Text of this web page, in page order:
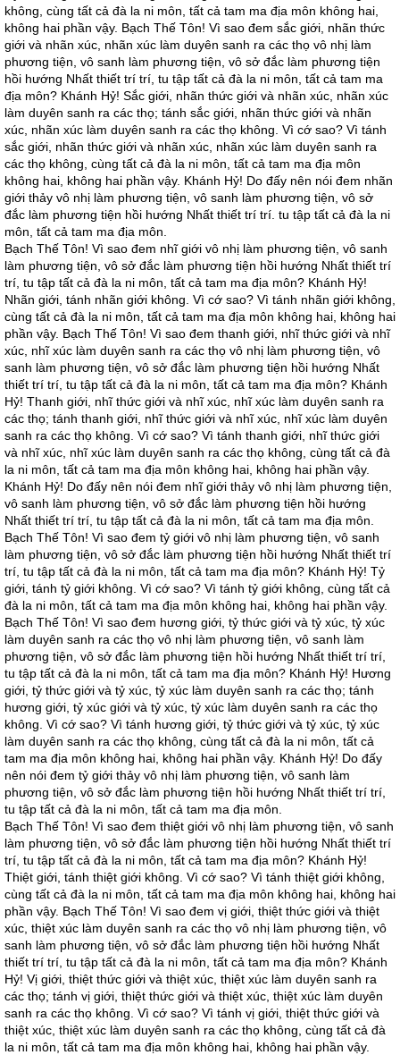
không, cùng tất cả đà la ni môn, tất cả tam ma địa môn không hai,
không hai phần vậy. Bạch Thế Tôn! Vì sao đem sắc giới, nhãn thức
giới và nhãn xúc, nhãn xúc làm duyên sanh ra các thọ vô nhị làm
phương tiện, vô sanh làm phương tiện, vô sở đắc làm phương tiện
hồi hướng Nhất thiết trí trí, tu tập tất cả đà la ni môn, tất cả tam ma
địa môn? Khánh Hỷ! Sắc giới, nhãn thức giới và nhãn xúc, nhãn xúc
làm duyên sanh ra các thọ; tánh sắc giới, nhãn thức giới và nhãn
xúc, nhãn xúc làm duyên sanh ra các thọ không. Vì cớ sao? Vì tánh
sắc giới, nhãn thức giới và nhãn xúc, nhãn xúc làm duyên sanh ra
các thọ không, cùng tất cả đà la ni môn, tất cả tam ma địa môn
không hai, không hai phần vậy. Khánh Hỷ! Do đấy nên nói đem nhãn
giới thảy vô nhị làm phương tiện, vô sanh làm phương tiện, vô sở
đắc làm phương tiện hồi hướng Nhất thiết trí trí. tu tập tất cả đà la ni
môn, tất cả tam ma địa môn.
Bạch Thế Tôn! Vì sao đem nhĩ giới vô nhị làm phương tiện, vô sanh
làm phương tiện, vô sở đắc làm phương tiện hồi hướng Nhất thiết trí
trí, tu tập tất cả đà la ni môn, tất cả tam ma địa môn? Khánh Hỷ!
Nhãn giới, tánh nhãn giới không. Vì cớ sao? Vì tánh nhãn giới không,
cùng tất cả đà la ni môn, tất cả tam ma địa môn không hai, không hai
phần vậy. Bạch Thế Tôn! Vì sao đem thanh giới, nhĩ thức giới và nhĩ
xúc, nhĩ xúc làm duyên sanh ra các thọ vô nhị làm phương tiện, vô
sanh làm phương tiện, vô sở đắc làm phương tiện hồi hướng Nhất
thiết trí trí, tu tập tất cả đà la ni môn, tất cả tam ma địa môn? Khánh
Hỷ! Thanh giới, nhĩ thức giới và nhĩ xúc, nhĩ xúc làm duyên sanh ra
các thọ; tánh thanh giới, nhĩ thức giới và nhĩ xúc, nhĩ xúc làm duyên
sanh ra các thọ không. Vì cớ sao? Vì tánh thanh giới, nhĩ thức giới
và nhĩ xúc, nhĩ xúc làm duyên sanh ra các thọ không, cùng tất cả đà
la ni môn, tất cả tam ma địa môn không hai, không hai phần vậy.
Khánh Hỷ! Do đấy nên nói đem nhĩ giới thảy vô nhị làm phương tiện,
vô sanh làm phương tiện, vô sở đắc làm phương tiện hồi hướng
Nhất thiết trí trí, tu tập tất cả đà la ni môn, tất cả tam ma địa môn.
Bạch Thế Tôn! Vì sao đem tỷ giới vô nhị làm phương tiện, vô sanh
làm phương tiện, vô sở đắc làm phương tiện hồi hướng Nhất thiết trí
trí, tu tập tất cả đà la ni môn, tất cả tam ma địa môn? Khánh Hỷ! Tỷ
giới, tánh tỷ giới không. Vì cớ sao? Vì tánh tỷ giới không, cùng tất cả
đà la ni môn, tất cả tam ma địa môn không hai, không hai phần vậy.
Bạch Thế Tôn! Vì sao đem hương giới, tỷ thức giới và tỷ xúc, tỷ xúc
làm duyên sanh ra các thọ vô nhị làm phương tiện, vô sanh làm
phương tiện, vô sở đắc làm phương tiện hồi hướng Nhất thiết trí trí,
tu tập tất cả đà la ni môn, tất cả tam ma địa môn? Khánh Hỷ! Hương
giới, tỷ thức giới và tỷ xúc, tỷ xúc làm duyên sanh ra các thọ; tánh
hương giới, tỷ xúc giới và tỷ xúc, tỷ xúc làm duyên sanh ra các thọ
không. Vì cớ sao? Vì tánh hương giới, tỷ thức giới và tỷ xúc, tỷ xúc
làm duyên sanh ra các thọ không, cùng tất cả đà la ni môn, tất cả
tam ma địa môn không hai, không hai phần vậy. Khánh Hỷ! Do đấy
nên nói đem tỷ giới thảy vô nhị làm phương tiện, vô sanh làm
phương tiện, vô sở đắc làm phương tiện hồi hướng Nhất thiết trí trí,
tu tập tất cả đà la ni môn, tất cả tam ma địa môn.
Bạch Thế Tôn! Vì sao đem thiệt giới vô nhị làm phương tiện, vô sanh
làm phương tiện, vô sở đắc làm phương tiện hồi hướng Nhất thiết trí
trí, tu tập tất cả đà la ni môn, tất cả tam ma địa môn? Khánh Hỷ!
Thiệt giới, tánh thiệt giới không. Vì cớ sao? Vì tánh thiệt giới không,
cùng tất cả đà la ni môn, tất cả tam ma địa môn không hai, không hai
phần vậy. Bạch Thế Tôn! Vì sao đem vị giới, thiệt thức giới và thiệt
xúc, thiệt xúc làm duyên sanh ra các thọ vô nhị làm phương tiện, vô
sanh làm phương tiện, vô sở đắc làm phương tiện hồi hướng Nhất
thiết trí trí, tu tập tất cả đà la ni môn, tất cả tam ma địa môn? Khánh
Hỷ! Vị giới, thiệt thức giới và thiệt xúc, thiệt xúc làm duyên sanh ra
các thọ; tánh vị giới, thiệt thức giới và thiệt xúc, thiệt xúc làm duyên
sanh ra các thọ không. Vì cớ sao? Vì tánh vị giới, thiệt thức giới và
thiệt xúc, thiệt xúc làm duyên sanh ra các thọ không, cùng tất cả đà
la ni môn, tất cả tam ma địa môn không hai, không hai phần vậy.